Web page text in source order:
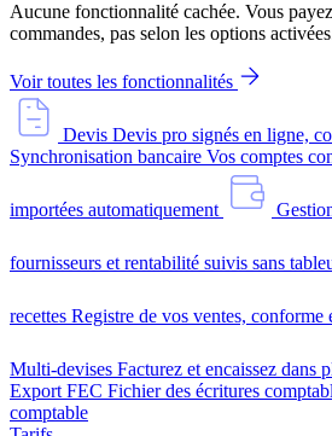
Aucune fonctionnalité cachée. Vous
commandes, pas selon les options
Voir toutes les fonctionnalités
Devis Devis pro signés en ligne,
Synchronisation bancaire Vos comptes
importées automatiquement
fournisseurs et rentabilité suivis sans
recettes Registre de vos ventes, conforme
Multi-devises Facturez et encaissez dans
Export FEC Fichier des écritures
comptable